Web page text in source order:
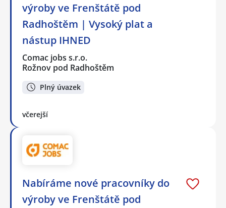
výroby ve Frenštátě pod
Radhoštěm | Vysoký plat a
nástup IHNED
Comac jobs s.r.o.
Rožnov pod Radhoštěm
Plný úvazek
včerejší
Nabíráme nové pracovníky do
výroby ve Frenštátě pod